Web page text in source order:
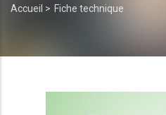
Fil
Accueil > Fiche technique